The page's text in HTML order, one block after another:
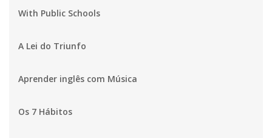
With Public Schools
A Lei do Triunfo
Aprender inglês com Música
Os 7 Hábitos